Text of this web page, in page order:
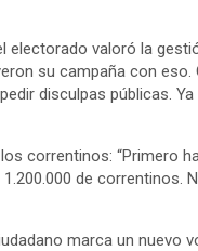
valoró la
su campaña con
disculpas públicas.
correntinos: “Primero
de
marca un nuevo